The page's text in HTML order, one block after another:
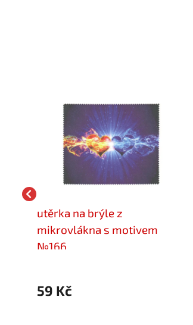
utěrka na brýle z
mikrovlákna s motivem
№166
59 Kč